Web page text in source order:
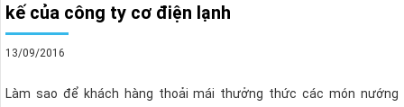
kế của công ty cơ điện lạnh
13/09/2016
Làm sao để khách hàng thoải mái thưởng thức các món nướng